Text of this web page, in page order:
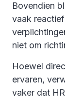
Bovendien
vaak
niet om
Hoewel
ervaren,
vaker dat